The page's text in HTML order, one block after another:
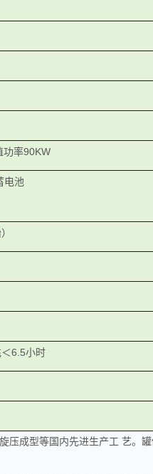
功率90KW
电池
6.5小时
压成型等国内先进生产工 艺。